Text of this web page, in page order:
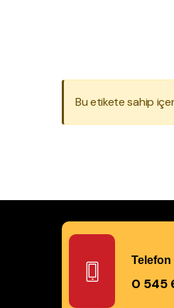
Bu etikete sahip
Telefon
0 545